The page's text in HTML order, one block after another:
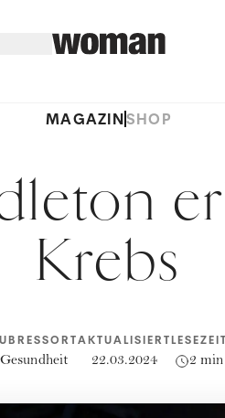
MAGAZINSHOP
Krebs
Gesundheit
AKTUALISIERT
22.03.2024
LESEZEIT
2 min